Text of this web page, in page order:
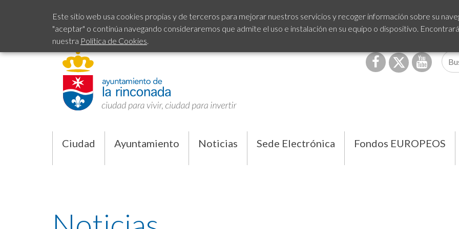
Ciudad Ayuntamiento Noticias Sede Electrónica Fondos EUROPEOS
Este sitio web usa cookies propias y de terceros para mejorar nuestros servicios y recoger información sobre su
"aceptar" o continúa navegando consideraremos que admite el uso e instalación en su equipo o dispositivo.
nuestra Política de Cookies.